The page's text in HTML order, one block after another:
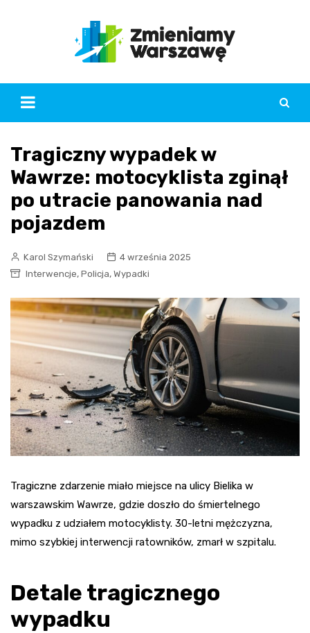
Tragiczny wypadek w
Wawrze: motocyklista zginął
po utracie panowania nad
pojazdem
Karol Szymański
4 września 2025
Interwencje, Policja, Wypadki
Tragiczne zdarzenie miało miejsce na ulicy Bielika w
warszawskim Wawrze, gdzie doszło do śmiertelnego
wypadku z udziałem motocyklisty. 30-letni mężczyzna,
mimo szybkiej interwencji ratowników, zmarł w szpitalu.
Detale tragicznego
wypadku